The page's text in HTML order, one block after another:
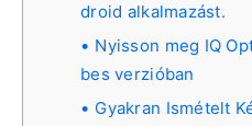
droid alkalmazást.
Nyisson meg IQ
bes verzióban
Gyakran Ismételt